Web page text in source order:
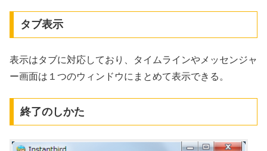
タブ表示
表示はタブに対応しており、タイムラインやメッセンジャ
ー画面は１つのウィンドウにまとめて表示できる。
終了のしかた